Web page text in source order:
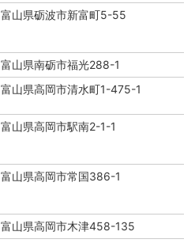
富山県砺波市新富町5-55
富山県南砺市福光288-1
富山県高岡市清水町1-475-1
富山県高岡市駅南2-1-1
富山県高岡市常国386-1
富山県高岡市木津458-135